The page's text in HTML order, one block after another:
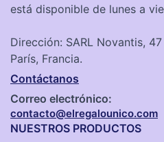
está disponible de lunes a
Dirección: SARL Novantis,
París, Francia.
Contáctanos
Correo electrónico:
contacto@elregalounico.com
NUESTROS PRODUCTOS